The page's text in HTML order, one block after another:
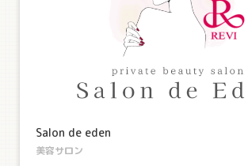
Salon de eden
美容サロン